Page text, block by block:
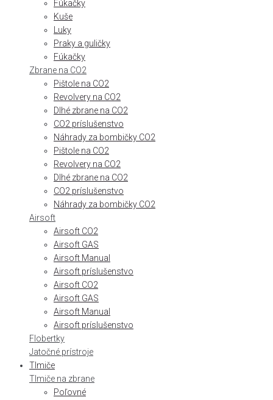
Fúkačky
Kuše
Luky
Praky a guličky
Fúkačky
Zbrane na CO2
Pištole na CO2
Revolvery na CO2
Dlhé zbrane na CO2
CO2 príslušenstvo
Náhrady za bombičky CO2
Pištole na CO2
Revolvery na CO2
Dlhé zbrane na CO2
CO2 príslušenstvo
Náhrady za bombičky CO2
Airsoft
Airsoft CO2
Airsoft GAS
Airsoft Manual
Airsoft príslušenstvo
Airsoft CO2
Airsoft GAS
Airsoft Manual
Airsoft príslušenstvo
Flobertky
Jatočné prístroje
Tlmiče
Tlmiče na zbrane
Poľovné